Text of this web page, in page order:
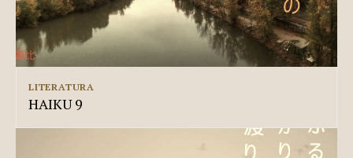
LITERATURA
HAIKU 9